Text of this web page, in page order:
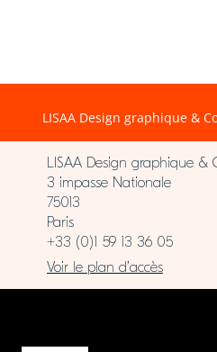
LISAA Design graphique &
LISAA Design graphique &
3 impasse Nationale
75013
Paris
+33 (0)1 59 13 36 05
Voir le plan d’accès